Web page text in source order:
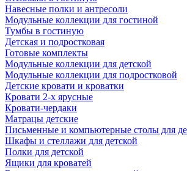
Навесные полки и антресоли
Модульные коллекции для гостиной
Тумбы в гостиную
Детская и подростковая
Готовые комплекты
Модульные коллекции для детской
Модульные коллекции для подростковой
Детские кровати и кроватки
Кровати 2-х ярусные
Кровати-чердаки
Матрацы детские
Письменные и компьютерные столы для
Шкафы и стеллажи для детской
Полки для детской
Ящики для кроватей